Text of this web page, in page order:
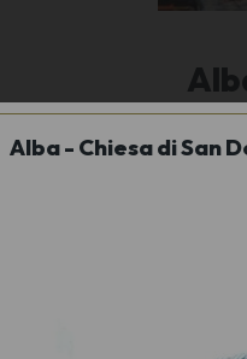
Alba - Chiesa di San